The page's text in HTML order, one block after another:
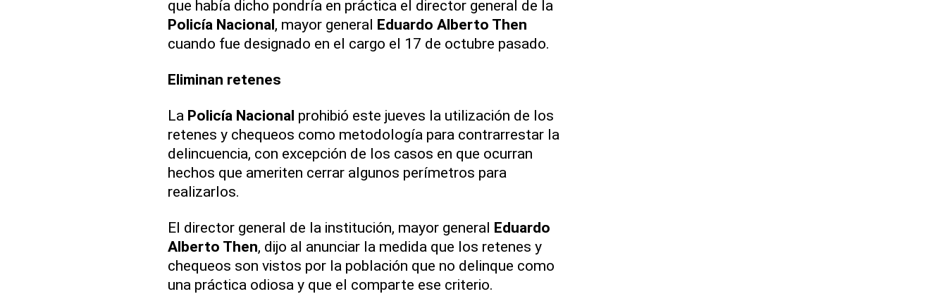
que había dicho pondría en práctica el director general de la
Policía Nacional, mayor general Eduardo Alberto Then
cuando fue designado en el cargo el 17 de octubre pasado.
Eliminan retenes
La Policía Nacional prohibió este jueves la utilización de los
retenes y chequeos como metodología para contrarrestar la
delincuencia, con excepción de los casos en que ocurran
hechos que ameriten cerrar algunos perímetros para
realizarlos.
El director general de la institución, mayor general Eduardo
Alberto Then, dijo al anunciar la medida que los retenes y
chequeos son vistos por la población que no delinque como
una práctica odiosa y que el comparte ese criterio.